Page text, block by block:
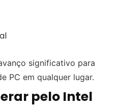
significativo para
PC em qualquer lugar.
pelo Intel